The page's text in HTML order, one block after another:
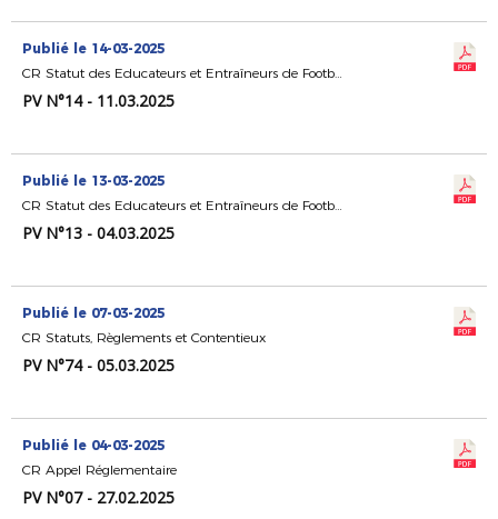
Publié le 14-03-2025
CR Statut des Educateurs et Entraîneurs de Football
PV N°14 - 11.03.2025
Publié le 13-03-2025
CR Statut des Educateurs et Entraîneurs de Football
PV N°13 - 04.03.2025
Publié le 07-03-2025
CR Statuts, Règlements et Contentieux
PV N°74 - 05.03.2025
Publié le 04-03-2025
CR Appel Réglementaire
PV N°07 - 27.02.2025